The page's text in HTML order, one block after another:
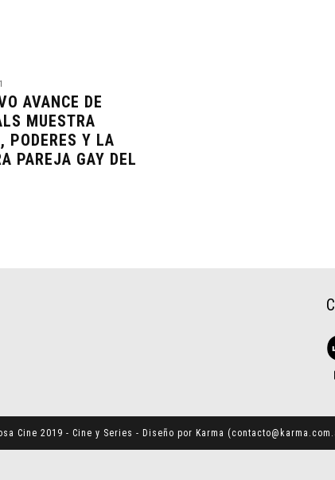
AVANCE DE
MUESTRA
PODERES Y LA
PAREJA GAY DEL
Cine 2019 - Cine y Series - Diseño por Karma (